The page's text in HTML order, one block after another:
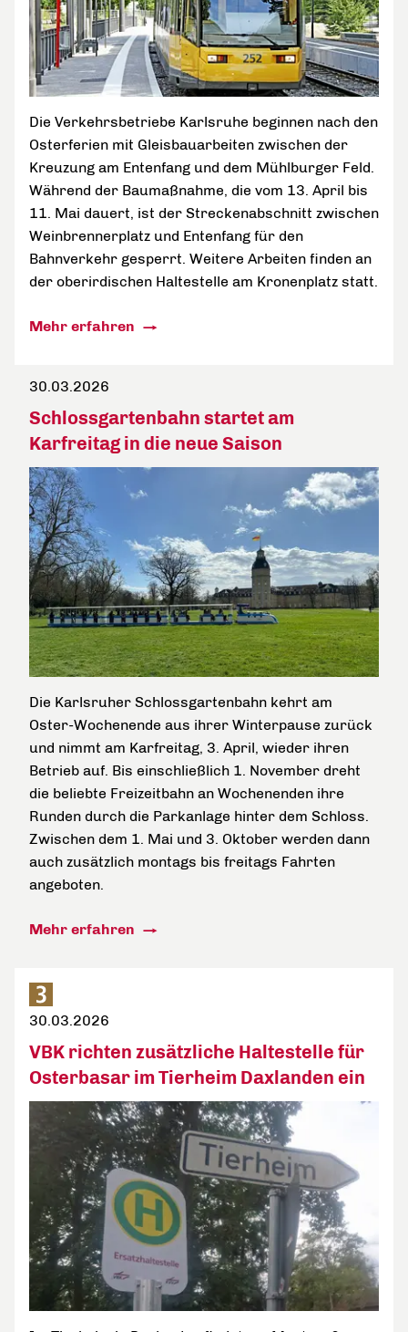
Die Verkehrsbetriebe Karlsruhe beginnen nach den
Osterferien mit Gleisbauarbeiten zwischen der
Kreuzung am Entenfang und dem Mühlburger Feld.
Während der Baumaßnahme, die vom 13. April bis
11. Mai dauert, ist der Streckenabschnitt zwischen
Weinbrennerplatz und Entenfang für den
Bahnverkehr gesperrt. Weitere Arbeiten finden an
der oberirdischen Haltestelle am Kronenplatz statt.
Mehr erfahren
30.03.2026
Schlossgartenbahn startet am
Karfreitag in die neue Saison
Die Karlsruher Schlossgartenbahn kehrt am
Oster-Wochenende aus ihrer Winterpause zurück
und nimmt am Karfreitag, 3. April, wieder ihren
Betrieb auf. Bis einschließlich 1. November dreht
die beliebte Freizeitbahn an Wochenenden ihre
Runden durch die Parkanlage hinter dem Schloss.
Zwischen dem 1. Mai und 3. Oktober werden dann
auch zusätzlich montags bis freitags Fahrten
angeboten.
Mehr erfahren
30.03.2026
VBK richten zusätzliche Haltestelle für
Osterbasar im Tierheim Daxlanden ein